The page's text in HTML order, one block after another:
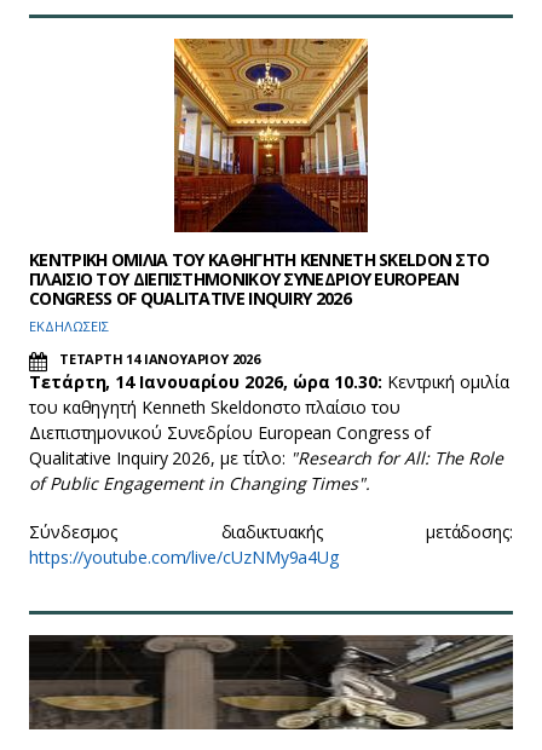
ΚΕΝΤΡΙΚΗ ΟΜΙΛΙΑ ΤΟΥ ΚΑΘΗΓΗΤΗ KENNETH SKELDON ΣΤΟ
ΠΛΑΙΣΙΟ ΤΟΥ ΔΙΕΠΙΣΤΗΜΟΝΙΚΟΥ ΣΥΝΕΔΡΙΟΥ EUROPEAN
CONGRESS OF QUALITATIVE INQUIRY 2026
ΕΚΔΗΛΩΣΕΙΣ
ΤΕΤΑΡΤΗ 14 ΙΑΝΟΥΑΡΙΟΥ 2026
Τετάρτη, 14 Ιανουαρίου 2026, ώρα 10.30: Κεντρική ομιλία
του καθηγητή Kenneth Skeldonστο πλαίσιο του
Διεπιστημονικού Συνεδρίου European Congress of
Qualitative Inquiry 2026, με τίτλο: "Research for All: The Role
of Public Engagement in Changing Times".
Σύνδεσμος διαδικτυακής μετάδοσης:
https://youtube.com/live/cUzNMy9a4Ug